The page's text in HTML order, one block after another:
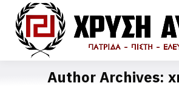
Author Archives: